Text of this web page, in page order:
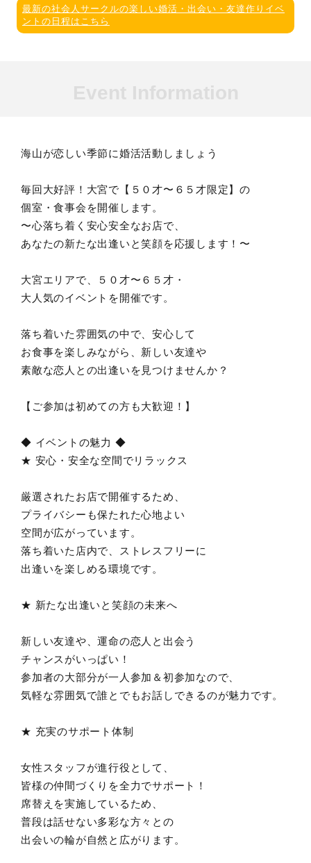
最新の社会人サークルの楽しい婚活・出会い・友達作りイベ
ントの日程はこちら
海山が恋しい季節に婚活活動しましょう
毎回大好評！大宮で【５０才〜６５才限定】の
個室・食事会を開催します。
〜心落ち着く安心安全なお店で、
あなたの新たな出逢いと笑顔を応援します！〜
大宮エリアで、５０才〜６５才・
大人気のイベントを開催です。
落ち着いた雰囲気の中で、安心して
お食事を楽しみながら、新しい友達や
素敵な恋人との出逢いを見つけませんか？
【ご参加は初めての方も大歓迎！】
◆ イベントの魅力 ◆
★ 安心・安全な空間でリラックス
厳選されたお店で開催するため、
プライバシーも保たれた心地よい
空間が広がっています。
落ち着いた店内で、ストレスフリーに
出逢いを楽しめる環境です。
★ 新たな出逢いと笑顔の未来へ
新しい友達や、運命の恋人と出会う
チャンスがいっぱい！
参加者の大部分が一人参加＆初参加なので、
気軽な雰囲気で誰とでもお話しできるのが魅力です。
★ 充実のサポート体制
女性スタッフが進行役として、
皆様の仲間づくりを全力でサポート！
席替えを実施しているため、
普段は話せない多彩な方々との
出会いの輪が自然と広がります。